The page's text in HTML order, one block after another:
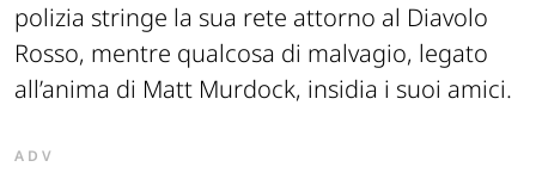
polizia stringe la sua rete attorno al Diavolo
Rosso, mentre qualcosa di malvagio, legato
all’anima di Matt Murdock, insidia i suoi amici.
ADV